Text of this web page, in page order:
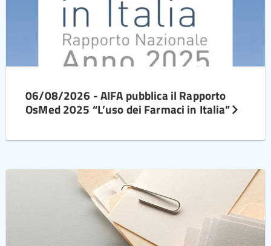
06/08/2026 - AIFA pubblica il Rapporto
OsMed 2025 “L’uso dei Farmaci in Italia”